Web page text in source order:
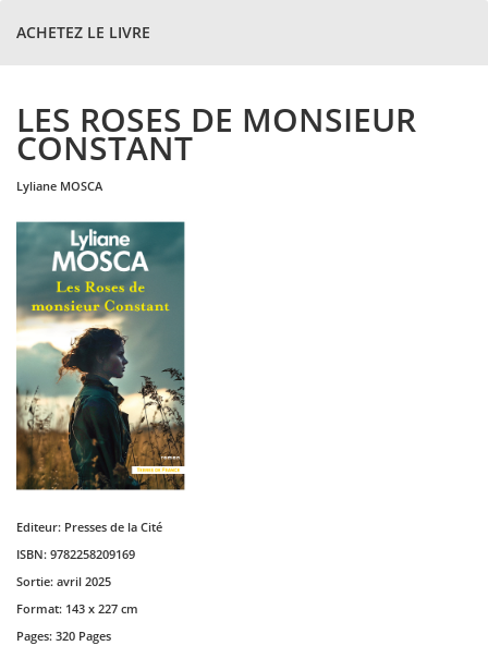
ACHETEZ LE LIVRE
LES ROSES DE MONSIEUR
CONSTANT
lyliane MOSCA
Editeur: Presses de la Cité
ISBN: 9782258209169
Sortie: avril 2025
Format: 143 x 227 cm
Pages: 320 Pages